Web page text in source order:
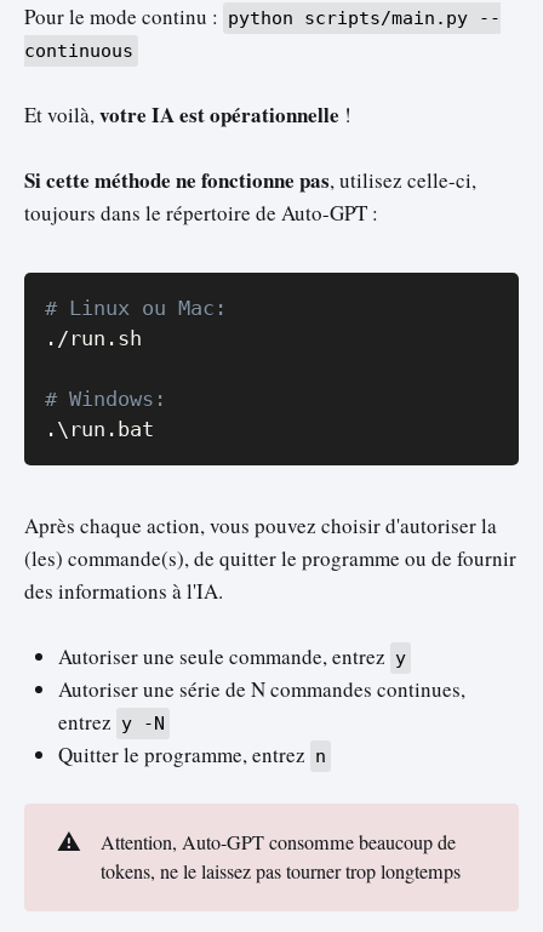
Pour le mode continu :
python scripts/main.py --
continuous
Et voilà,votre IA est opérationnelle !
Si cette méthode ne fonctionne pas, utilisez celle-ci,
toujours dans le répertoire de Auto-GPT :
# Linux ou Mac:
. / run . sh
# Windows:
. \run . bat
Après chaque action, vous pouvez choisir d'autoriser la
(les) commande(s), de quitter le programme ou de fournir
des informations à l'IA.
Autoriser une seule commande, entrez y
Autoriser une série de N commandes continues,
entrez y -N
Quitter le programme, entrez n
⚠️
Attention, Auto-GPT consomme beaucoup de
tokens, ne le laissez pas tourner trop longtemps